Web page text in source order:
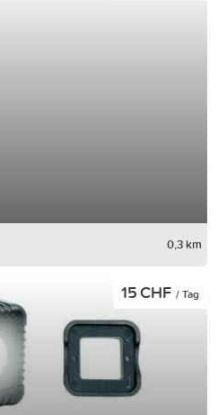
0,3 km
15 CHF / Tag